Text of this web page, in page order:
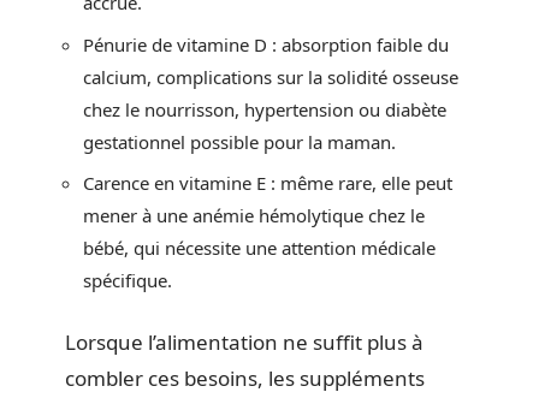
Pénurie de vitamine D : absorption faible du
calcium, complications sur la solidité osseuse
chez le nourrisson, hypertension ou diabète
gestationnel possible pour la maman.
Carence en vitamine E : même rare, elle peut
mener à une anémie hémolytique chez le
bébé, qui nécessite une attention médicale
spécifique.
Lorsque l’alimentation ne suffit plus à
combler ces besoins, les suppléments